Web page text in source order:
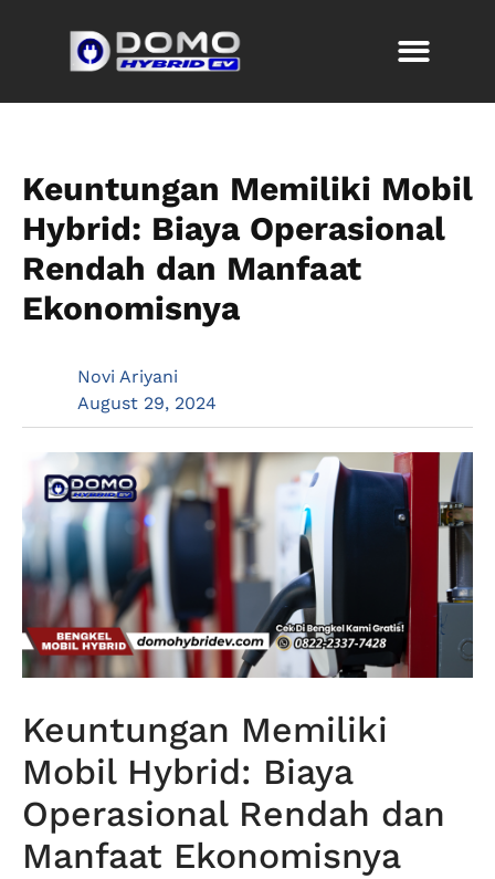
Keuntungan Memiliki Mobil
Hybrid: Biaya Operasional
Rendah dan Manfaat
Ekonomisnya
Novi Ariyani
August 29, 2024
Keuntungan Memiliki
Mobil Hybrid: Biaya
Operasional Rendah dan
Manfaat Ekonomisnya